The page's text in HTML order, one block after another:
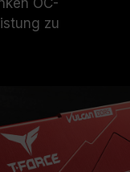
erreichbare
von allen
3.0 /
erreicht der
OC-
zu